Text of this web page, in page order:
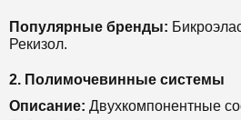
Популярные бренды:
Рекизол.
2. Полимочевинные системы
Описание: Двухкомпонентные